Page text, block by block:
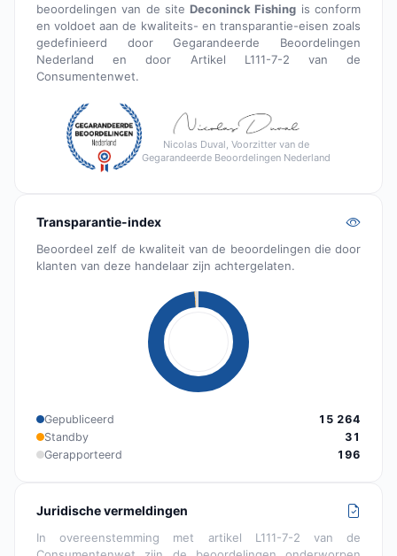
beoordelingen van de siteDeconinck Fishing is conform
en voldoet aan de kwaliteits- en transparantie-eisen zoals
gedefinieerd door Gegarandeerde Beoordelingen
Nederland en door Artikel L111-7-2 van de
Consumentenwet.
Nicolas Duval, Voorzitter van de
Gegarandeerde Beoordelingen Nederland
Transparantie-index
Beoordeel zelf de kwaliteit van de beoordelingen die door
klanten van deze handelaar zijn achtergelaten.
Gepubliceerd
15 264
Standby
31
Gerapporteerd
196
Juridische vermeldingen
In overeenstemming met artikel L111-7-2 van de